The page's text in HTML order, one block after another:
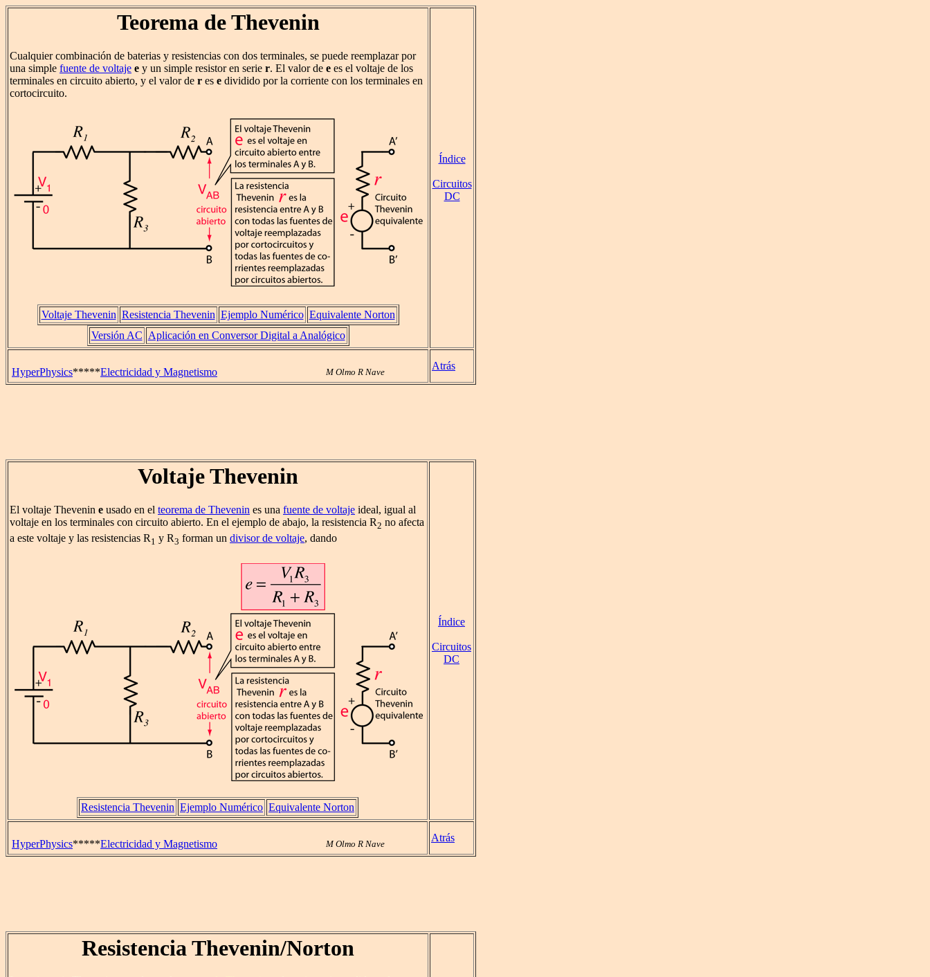
Teorema de Thevenin
Cualquier combinación de baterias y resistencias con dos terminales, se puede reemplazar por
una simple fuente de voltaje e y un simple resistor en serie r. El valor de e es el voltaje de los
terminales en circuito abierto, y el valor de r es e dividido por la corriente con los terminales en
cortocircuito.
Voltaje Thevenin Resistencia Thevenin Ejemplo Numérico Equivalente Norton
Versión AC Aplicación en Conversor Digital a Analógico
Índice
Circuitos
DC
HyperPhysics*****Electricidad y Magnetismo M Olmo R Nave
Atrás
Voltaje Thevenin
El voltaje Thevenin e usado en el teorema de Thevenin es una fuente de voltaje ideal, igual al
voltaje en los terminales con circuito abierto. En el ejemplo de abajo, la resistencia R2 no afecta
a este voltaje y las resistencias R 1 y R3 forman un divisor de voltaje, dando
Resistencia Thevenin Ejemplo Numérico Equivalente Norton
Índice
Circuitos
DC
HyperPhysics*****Electricidad y Magnetismo M Olmo R Nave
Atrás
Resistencia Thevenin/Norton